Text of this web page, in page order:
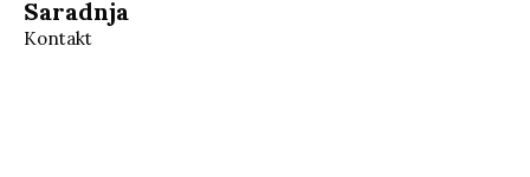
Saradnja
Kontakt